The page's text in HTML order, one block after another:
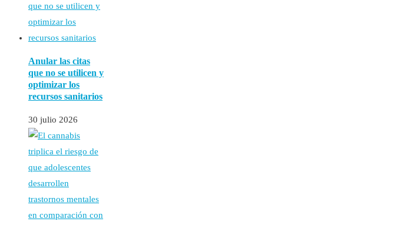
Anular las citas
que no se utilicen y
optimizar los
recursos sanitarios
30 julio 2026